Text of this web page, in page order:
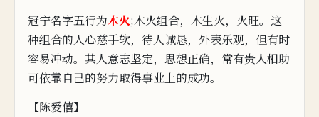
冠宁名字五行为木火;木火组合，木生火，火旺。这
种组合的人心慈手软，待人诚恳，外表乐观， 但有时
容易冲动。 其人意志坚定，思想正确，常有贵人相助
可依靠自己的努力取得事业上的成功。
【陈爱僖】